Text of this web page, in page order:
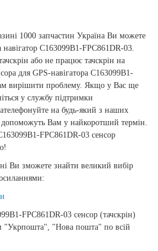
1000 запчастин Україна Ви можете
C163099B1-FPC861DR-03.
або не працює тачскрін на
для GPS-навігатора C163099B1-
вирішити проблему. Якщо у Вас ще
у службу підтримки
на будь-який з наших
Вам у найкоротший термін.
FPC861DR-03 сенсор
Ви зможете знайти великий вибір
FPC861DR-03 сенсор (тачскрін)
"Укрпошта", "Нова пошта" по всій